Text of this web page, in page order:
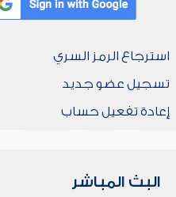
استرجاع الرمز السري
تسجيل عضو جديد
إعادة تفعيل حساب
البث المباشر